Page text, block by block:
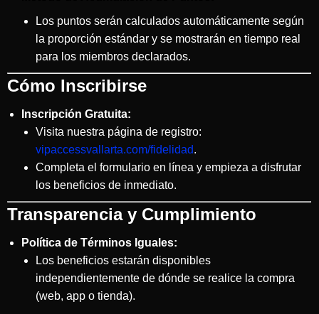
Los puntos serán calculados automáticamente según
la proporción estándar y se mostrarán en tiempo real
para los miembros declarados.
Cómo Inscribirse
Inscripción Gratuita:
Visita nuestra página de registro:
vipaccessvallarta.com/fidelidad.
Completa el formulario en línea y empieza a disfrutar
los beneficios de inmediato.
Transparencia y Cumplimiento
Política de Términos Iguales:
Los beneficios estarán disponibles
independientemente de dónde se realice la compra
(web, app o tienda).